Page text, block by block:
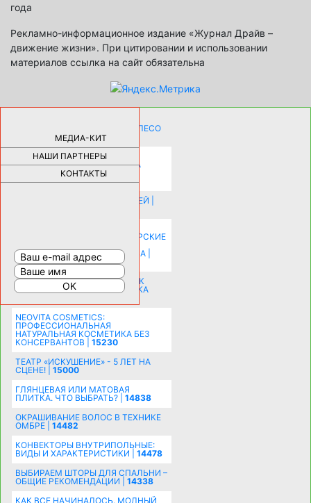
года
Рекламно-информационное издание «Журнал Драйв –
движение жизни». При цитировании и использовании
материалов ссылка на сайт обязательна
МЕДИА-КИТ
НАШИ ПАРТНЕРЫ
КОНТАКТЫ
КАК ДЕВУШКЕ ПОМЕНЯТЬ КОЛЕСО
НА АВТОМОБИЛЕ |69185
НОВЫЕ РАЗРАБОТКИ ДЛЯ
ОЗДОРОВЛЕНИЯ ОРГАНИЗМА
ПЛАТФОРМА ШУМАННА 3Д И
КАПСУЛА ЗДОРОВЬЯ |28293
ИСТОРИЯ НАКЛАДНЫХ НОГТЕЙ |
КОМНАТУ: ХИТРЫЕ ДИЗАЙНЕРСКИЕ
РАСШИРЕНИЯ ПРОСТРАНСТВА |
16202
СОБИРАЕМСЯ НА ПРАЗДНИК К
МОЛОДОЖЕНАМ: ПОДГОТОВКА
NEOVITA COSMETICS:
ПРОФЕССИОНАЛЬНАЯ
НАТУРАЛЬНАЯ КОСМЕТИКА БЕЗ
КОНСЕРВАНТОВ | 15230
ТЕАТР «ИСКУШЕНИЕ» - 5 ЛЕТ НА
СЦЕНЕ! | 15000
ГЛЯНЦЕВАЯ ИЛИ МАТОВАЯ
ПЛИТКА. ЧТО ВЫБРАТЬ? | 14838
ОКРАШИВАНИЕ ВОЛОС В ТЕХНИКЕ
ОМБРЕ | 14482
КОНВЕКТОРЫ ВНУТРИПОЛЬНЫЕ:
ВИДЫ И ХАРАКТЕРИСТИКИ | 14478
ВЫБИРАЕМ ШТОРЫ ДЛЯ СПАЛЬНИ –
ОБЩИЕ РЕКОМЕНДАЦИИ | 14338
КАК ВСЕ НАЧИНАЛОСЬ. МОДНЫЙ